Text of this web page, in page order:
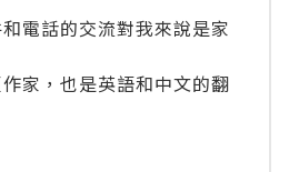
電話的交流對我來說是家
家，也是英語和中文的翻